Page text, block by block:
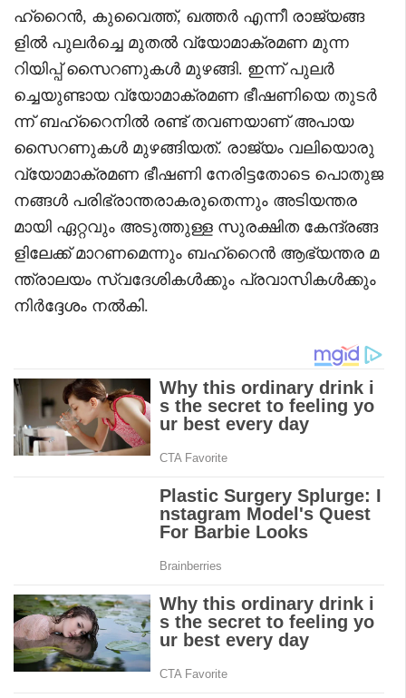
ഹ്റൈൻ, കുവൈത്ത്, ഖത്തർ എന്നീ രാജ്യങ്ങ
ളിൽ പുലർച്ചെ മുതൽ വ്യോമാക്രമണ മുന്ന
റിയിപ്പ് സൈറണുകൾ മുഴങ്ങി. ഇന്ന് പുലർ
ച്ചെയുണ്ടായ വ്യോമാക്രമണ ഭീഷണിയെ തുടർ
ന്ന് ബഹ്റൈനിൽ രണ്ട് തവണയാണ് അപായ
സൈറണുകൾ മുഴങ്ങിയത്. രാജ്യം വലിയൊരു
വ്യോമാക്രമണ ഭീഷണി നേരിട്ടതോടെ പൊതുജ
നങ്ങൾ പരിഭ്രാന്തരാകരുതെന്നും അടിയന്തര
മായി ഏറ്റവും അടുത്തുള്ള സുരക്ഷിത കേന്ദ്രങ്ങ
ളിലേക്ക് മാറണമെന്നും ബഹ്റൈൻ ആഭ്യന്തര മ
ന്ത്രാലയം സ്വദേശികൾക്കും പ്രവാസികൾക്കും
നിർദ്ദേശം നൽകി.